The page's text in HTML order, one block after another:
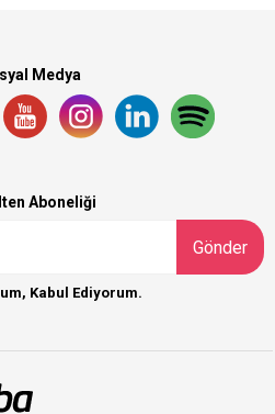
Medya
Aboneliği
Gönder
Kabul Ediyorum.